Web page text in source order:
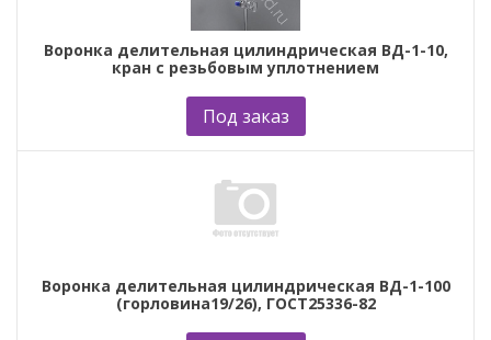
Воронка делительная цилиндрическая ВД-1-10,
кран с резьбовым уплотнением
Под заказ
Воронка делительная цилиндрическая ВД-1-100
(горловина19/26), ГОСТ25336-82